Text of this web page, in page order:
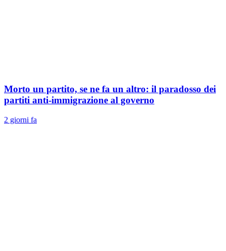
Morto un partito, se ne fa un altro: il paradosso dei
partiti anti-immigrazione al governo
2 giorni fa